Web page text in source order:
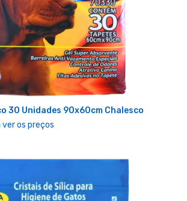
30 Unidades 90x60cm Chalesco
ver os preços